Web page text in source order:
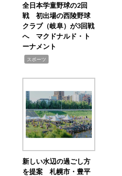
全日本学童野球の2回
戦 初出場の西陵野球
クラブ（岐阜）が3回戦
へ マクドナルド・ト
ーナメント
スポーツ
新しい水辺の過ごし方
を提案 札幌市・豊平